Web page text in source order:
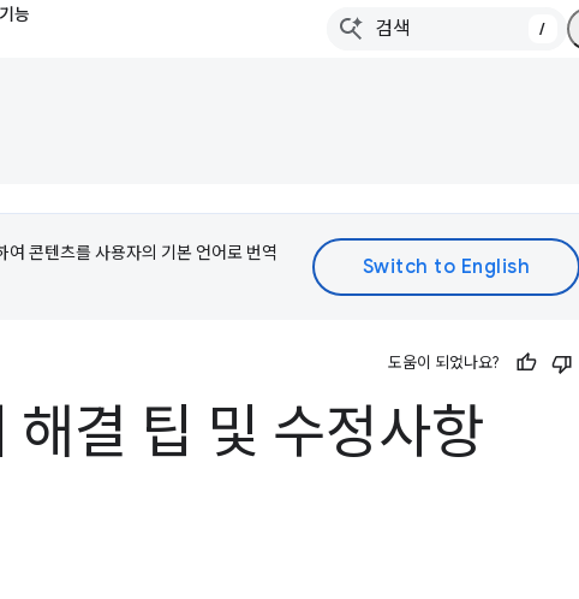
능
/
콘텐츠를 사용자의 기본 언어로 번역
도움이 되었나요?
해결 팁 및 수정사항